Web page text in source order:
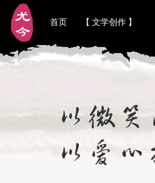
首页 【 文学创作 】